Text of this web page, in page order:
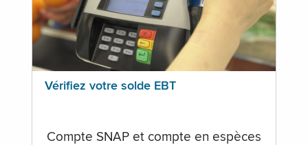
Vérifiez votre solde EBT
Compte SNAP et compte en espèces